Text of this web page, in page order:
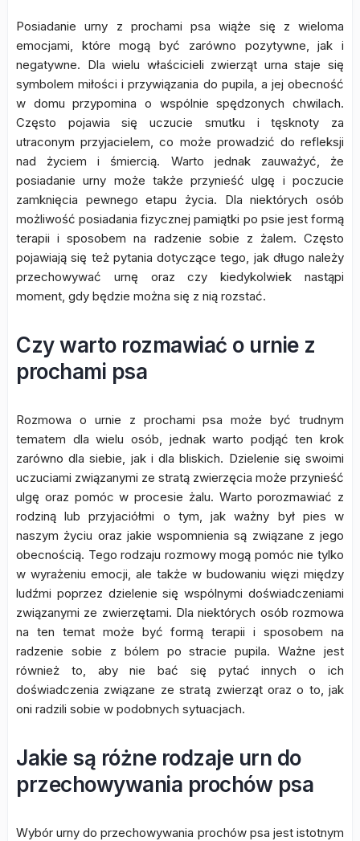
Posiadanie urny z prochami psa wiąże się z wieloma
emocjami, które mogą być zarówno pozytywne, jak i
negatywne. Dla wielu właścicieli zwierząt urna staje się
symbolem miłości i przywiązania do pupila, a jej obecność
w domu przypomina o wspólnie spędzonych chwilach.
Często pojawia się uczucie smutku i tęsknoty za
utraconym przyjacielem, co może prowadzić do refleksji
nad życiem i śmiercią. Warto jednak zauważyć, że
posiadanie urny może także przynieść ulgę i poczucie
zamknięcia pewnego etapu życia. Dla niektórych osób
możliwość posiadania fizycznej pamiątki po psie jest formą
terapii i sposobem na radzenie sobie z żalem. Często
pojawiają się też pytania dotyczące tego, jak długo należy
przechowywać urnę oraz czy kiedykolwiek nastąpi
moment, gdy będzie można się z nią rozstać.
Czy warto rozmawiać o urnie z
prochami psa
Rozmowa o urnie z prochami psa może być trudnym
tematem dla wielu osób, jednak warto podjąć ten krok
zarówno dla siebie, jak i dla bliskich. Dzielenie się swoimi
uczuciami związanymi ze stratą zwierzęcia może przynieść
ulgę oraz pomóc w procesie żalu. Warto porozmawiać z
rodziną lub przyjaciółmi o tym, jak ważny był pies w
naszym życiu oraz jakie wspomnienia są związane z jego
obecnością. Tego rodzaju rozmowy mogą pomóc nie tylko
w wyrażeniu emocji, ale także w budowaniu więzi między
ludźmi poprzez dzielenie się wspólnymi doświadczeniami
związanymi ze zwierzętami. Dla niektórych osób rozmowa
na ten temat może być formą terapii i sposobem na
radzenie sobie z bólem po stracie pupila. Ważne jest
również to, aby nie bać się pytać innych o ich
doświadczenia związane ze stratą zwierząt oraz o to, jak
oni radzili sobie w podobnych sytuacjach.
Jakie są różne rodzaje urn do
przechowywania prochów psa
Wybór urny do przechowywania prochów psa jest istotnym